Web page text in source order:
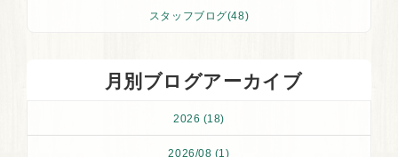
スタッフブログ(48)
月別ブログアーカイブ
2026 (18)
2026/08 (1)